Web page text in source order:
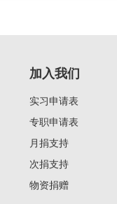
加入我们
实习申请表
专职申请表
月捐支持
次捐支持
物资捐赠